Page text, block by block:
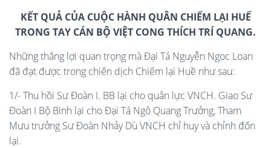
KẾT QUẢ CỦA CUỘC HÀNH QUÂN CHIẾM LẠI HUẾ
TRONG TAY CÁN BỘ VIỆT CONG THÍCH TRÍ QUANG.
Những thắng lợi quan trọng mà Đại Tá Nguyễn Ngoc Loan
đã đạt được trong chiến dịch Chiếm lại Huề như sau:
1/- Thu hồi Sư Đoàn I. BB lại cho quân lực VNCH. Giao Sư
Đoàn I Bộ Binh lại cho Đại Tá Ngô Quang Trưởng, Tham
Mưu trưởng Sư Đoàn Nhảy Dù VNCH chỉ huy và chỉnh đốn
lại.